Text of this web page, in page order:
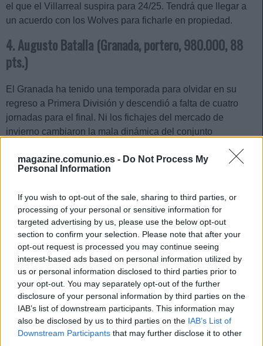
magazine.comunio.es - Do Not Process My
Personal Information
If you wish to opt-out of the sale, sharing to third parties, or
processing of your personal or sensitive information for
targeted advertising by us, please use the below opt-out
section to confirm your selection. Please note that after your
opt-out request is processed you may continue seeing
interest-based ads based on personal information utilized by
us or personal information disclosed to third parties prior to
your opt-out. You may separately opt-out of the further
disclosure of your personal information by third parties on the
IAB’s list of downstream participants. This information may
also be disclosed by us to third parties on the IAB’s List of
Downstream Participants that may further disclose it to other
el que el Villarreal suspira para 24/25. Tendrá que llegar a
un acuerdo con los Wolves para ficharle en propiedad.
4. Augusto Batalla (Granada, portero, 980.000, 88
pts.)
El Granada ha tenido una temporada para olvidar en su
regreso a Primera División y descendió a falta de cuatro
jornadas para el final. Ni los fichajes del mercado de
invierno cambiaron la mala dinámica del conjunto
como es el caso del portero Augusto Batalla.
a Granada y en 17 partidos disputados encajó 28 goles y
realizó 60 paradas, dejando su portería a cero en tres
ocasiones. Sus actuaciones le han valido en Comunio 88
puntos.
Consejos de compra: 5 opciones 'low cost' para la
jornada 38
Si necesitas un jugador barato
para completar tu alineación de la
última jornada de la temporada
23/24 de Comunio, te